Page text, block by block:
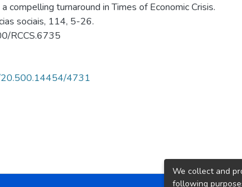
compelling turnaround in Times of Economic Crisis.
sociais, 114, 5-26.
RCCS.6735
20.500.14454/4731
We collect and
following